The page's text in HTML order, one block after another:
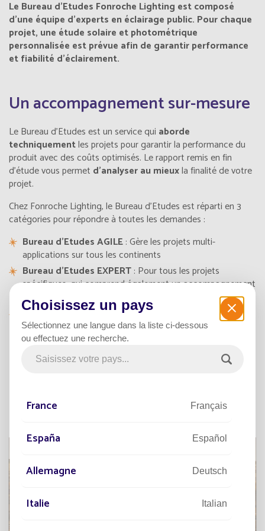
Le Bureau d’Etudes Fonroche Lighting est composé
d’une équipe d’experts en éclairage public. Pour chaque
projet, une étude solaire et photométrique
personnalisée est prévue afin de garantir performance
et fiabilité d’éclairement.
Un accompagnement sur-mesure
Le Bureau d'Etudes est un service qui aborde
techniquementles projets pour garantir la performance du
produit avec des coûts optimisés. Le rapport remis en fin
d'étude vous permet d'analyser au mieuxla finalité de votre
projet.
Chez Fonroche Lighting, le Bureau d'Etudes est réparti en 3
catégories pour répondre à toutes les demandes :
Bureau d'Etudes AGILE: Gère les projets multi-
applications sur tous les continents
Bureau d'Etudes EXPERT: Pour tous les projets
spécifiques, qui comprend également un accompagnement
personnalisé et une visite terrain
Bureau d'Etudes BIM: Réalise des intégrations
paysagères et modélisation 3D de votre projet
près des projets
Choisissez un pays
Sélectionnez une langue dans la liste ci-dessous
ou effectuez une recherche.
France Français
España Español
Allemagne Deutsch
Italie Italian